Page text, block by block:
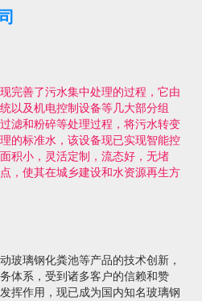
完善了污水集中处理的过程，它由
以及机电控制设备等几大部分组
滤和粉碎等处理过程，将污水转变
的标准水，该设备现已实现智能控
积小，灵活定制，流态好，无堵
，使其在城乡建设和水资源再生方
玻璃钢化粪池等产品的技术创新，
体系，受到诸多客户的信赖和赞
挥作用，现已成为国内知名玻璃钢